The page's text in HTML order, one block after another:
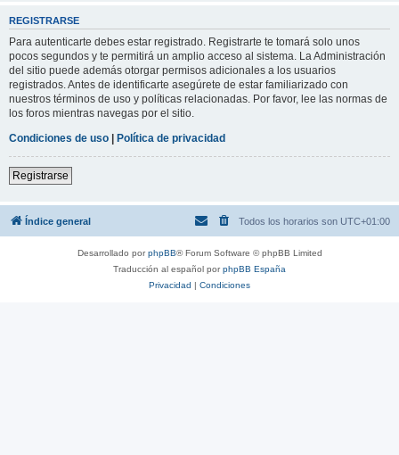
REGISTRARSE
Para autenticarte debes estar registrado. Registrarte te tomará solo unos
pocos segundos y te permitirá un amplio acceso al sistema. La Administración
del sitio puede además otorgar permisos adicionales a los usuarios
registrados. Antes de identificarte asegúrete de estar familiarizado con
nuestros términos de uso y políticas relacionadas. Por favor, lee las normas de
los foros mientras navegas por el sitio.
Condiciones de uso | Política de privacidad
Registrarse
Índice general Todos los horarios son UTC+01:00
Desarrollado porphpBB® Forum Software © phpBB Limited
Traducción al español porphpBB España
Privacidad | Condiciones